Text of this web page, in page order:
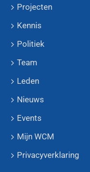
Projecten
Kennis
Politiek
Team
Leden
Nieuws
Events
Mijn WCM
Privacyverklaring